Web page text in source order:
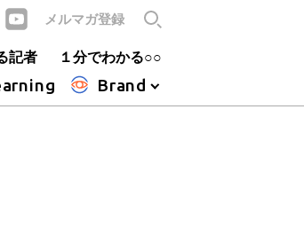
記者 １分でわかる○○
Brand
メルマガ登録